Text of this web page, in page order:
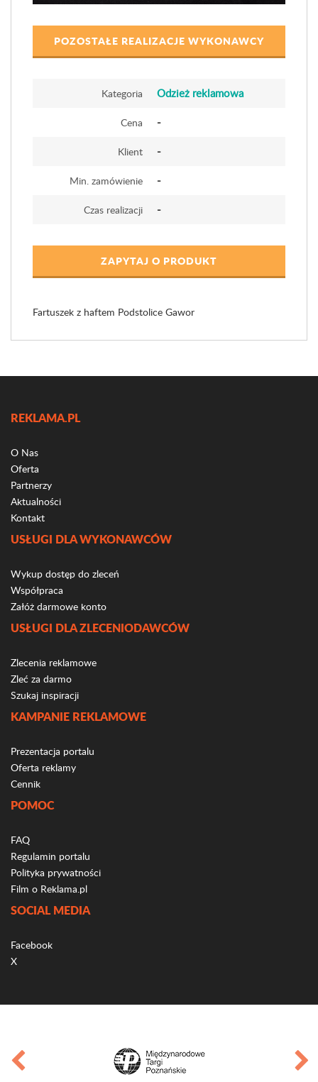
POZOSTAŁE REALIZACJE WYKONAWCY
Kategoria Odzież reklamowa
Cena -
Klient -
Min. zamówienie -
Czas realizacji -
ZAPYTAJ O PRODUKT
Fartuszek z haftem Podstolice Gawor
REKLAMA.PL
O Nas
Oferta
Partnerzy
Aktualności
Kontakt
USŁUGI DLA WYKONAWCÓW
Wykup dostęp do zleceń
Współpraca
Załóż darmowe konto
USŁUGI DLA ZLECENIODAWCÓW
Zlecenia reklamowe
Zleć za darmo
Szukaj inspiracji
KAMPANIE REKLAMOWE
Prezentacja portalu
Oferta reklamy
Cennik
POMOC
FAQ
Regulamin portalu
Polityka prywatności
Film o Reklama.pl
SOCIAL MEDIA
Facebook
X